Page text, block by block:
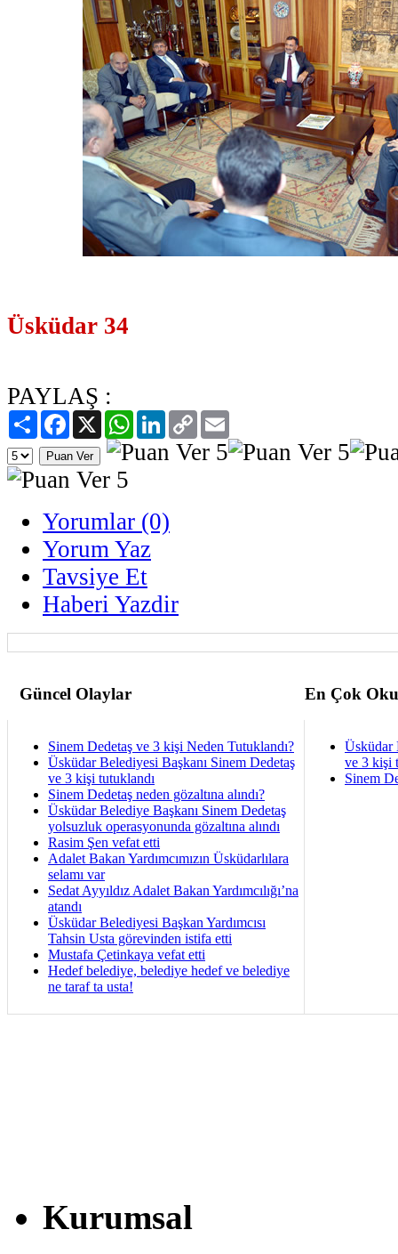
Üsküdar 34
PAYLAŞ :
PaylaşFacebook
X WhatsAppLinkedIn
Copy
Link
Yorumlar (0)
Yorum Yaz
Tavsiye Et
Haberi Yazdir
Güncel Olaylar En Çok
Sinem Dedetaş ve 3 kişi Neden Tutuklandı?
Üsküdar Belediyesi Başkanı Sinem Dedetaş
ve 3 kişi tutuklandı
Sinem Dedetaş neden gözaltına alındı?
Üsküdar Belediye Başkanı Sinem Dedetaş
yolsuzluk operasyonunda gözaltına alındı
Rasim Şen vefat etti
Adalet Bakan Yardımcımızın Üsküdarlılara
selamı var
Sedat Ayyıldız Adalet Bakan Yardımcılığı’na
atandı
Üsküdar Belediyesi Başkan Yardımcısı
Tahsin Usta görevinden istifa etti
Mustafa Çetinkaya vefat etti
Hedef belediye, belediye hedef ve belediye
ne taraf ta usta!
Üsküdar
ve 3 kişi
Sinem
Kurumsal